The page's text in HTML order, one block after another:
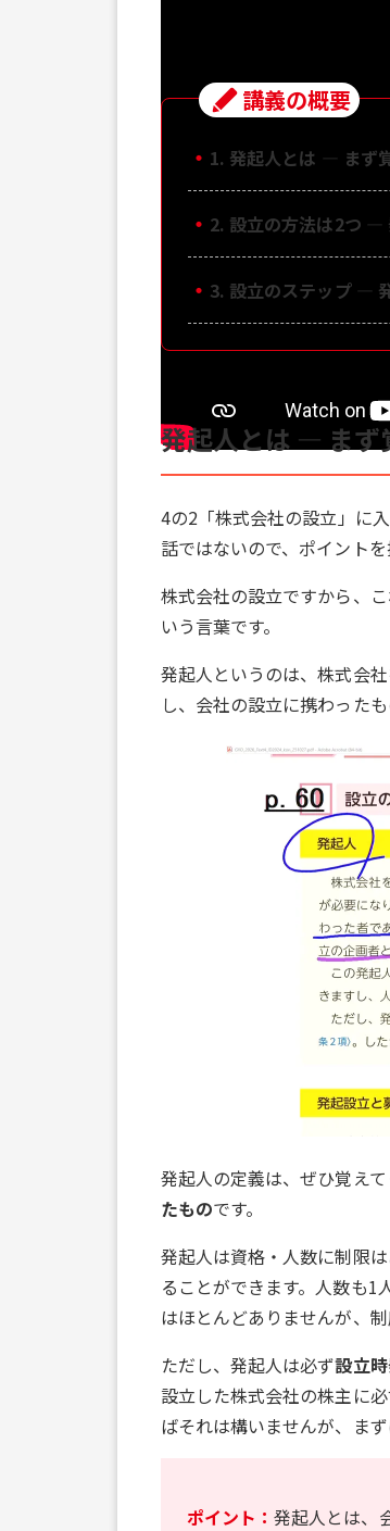
・ 1. 発起人とは ― まず
・ 2. 設立の方法は2つ ―
・ 3. 設立のステップ ―
講義の概要
発起人とは ― まず
4の2「株式会社の設立」に
話ではないので、ポイントを
株式会社の設立ですから、
いう言葉です。
発起人というのは、株式会
し、会社の設立に携わった
発起人の定義は、ぜひ覚えて
たものです。
発起人は資格・人数に制限
ることができます。人数も
はほとんどありませんが、制
ただし、発起人は必ず設立
設立した株式会社の株主に
ばそれは構いませんが、ま
ポイント：発起人とは、